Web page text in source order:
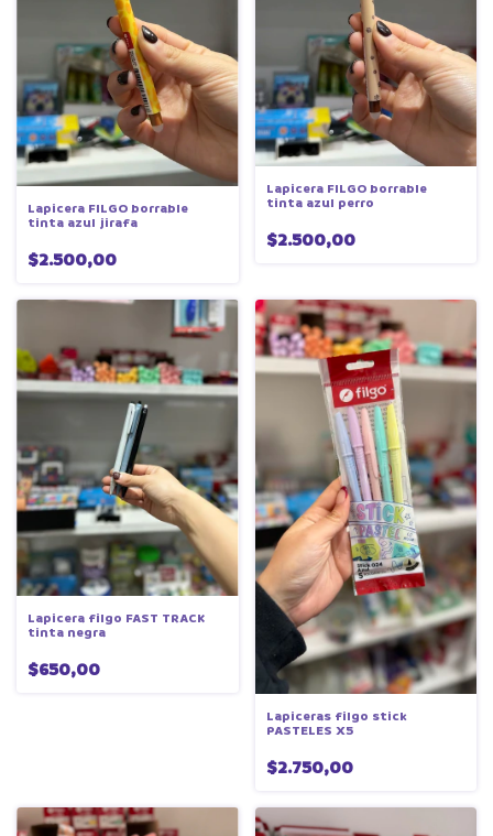
Lapicera FILGO borrable
tinta azul jirafa
$2.500,00
Lapicera FILGO borrable
tinta azul perro
$2.500,00
Lapicera filgo FAST TRACK
tinta negra
$650,00
Lapiceras filgo stick
PASTELES X5
$2.750,00